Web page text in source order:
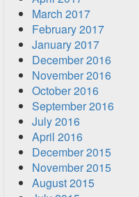
March 2017
February 2017
January 2017
December 2016
November 2016
October 2016
September 2016
July 2016
April 2016
December 2015
November 2015
August 2015